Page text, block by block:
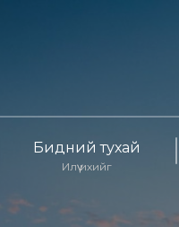
Бидний тухай
Илүү ихийг